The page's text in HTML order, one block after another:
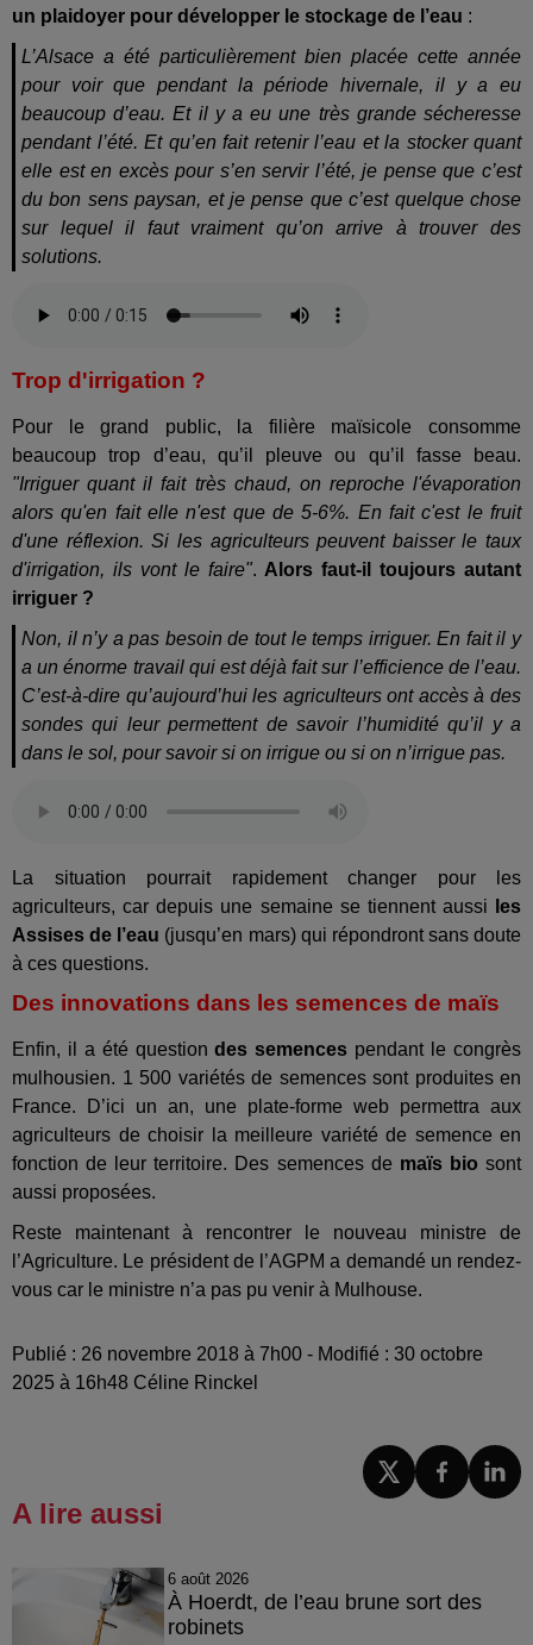
un plaidoyer pour développer le stockage de l’eau :
L’Alsace a été particulièrement bien placée cette année
pour voir que pendant la période hivernale, il y a eu
beaucoup d’eau. Et il y a eu une très grande sécheresse
pendant l’été. Et qu’en fait retenir l’eau et la stocker quant
elle est en excès pour s’en servir l’été, je pense que c’est
du bon sens paysan, et je pense que c’est quelque chose
sur lequel il faut vraiment qu’on arrive à trouver des
solutions.
Trop d'irrigation ?
Pour le grand public, la filière maïsicole consomme
beaucoup trop d’eau, qu’il pleuve ou qu’il fasse beau.
"Irriguer quant il fait très chaud, on reproche l'évaporation
alors qu'en fait elle n'est que de 5-6%. En fait c'est le fruit
d'une réflexion. Si les agriculteurs peuvent baisser le taux
d'irrigation, ils vont le faire". Alors faut-il toujours autant
irriguer ?
Non, il n’y a pas besoin de tout le temps irriguer. En fait il y
a un énorme travail qui est déjà fait sur l’efficience de l’eau.
C’est-à-dire qu’aujourd’hui les agriculteurs ont accès à des
sondes qui leur permettent de savoir l’humidité qu’il y a
dans le sol, pour savoir si on irrigue ou si on n’irrigue pas.
La situation pourrait rapidement changer pour les
agriculteurs, car depuis une semaine se tiennent aussi
les
Assises de l’eau (jusqu’en mars) qui répondront sans doute
à ces questions.
Des innovations dans les semences de maïs
Enfin, il a été questiondes semences pendant le congrès
mulhousien. 1 500 variétés de semences sont produites en
France. D’ici un an, une plate-forme web permettra aux
agriculteurs de choisir la meilleure variété de semence en
fonction de leur territoire. Des semences de maïs bio sont
aussi proposées.
Reste maintenant à rencontrer le nouveau ministre de
l’Agriculture. Le président de l’AGPM a demandé un rendez-
vous car le ministre n’a pas pu venir à Mulhouse.
Publié : 26 novembre 2018 à 7h00 - Modifié : 30 octobre
2025 à 16h48 Céline Rinckel
A lire aussi
6 août 2026
À Hoerdt, de l’eau brune sort des
robinets